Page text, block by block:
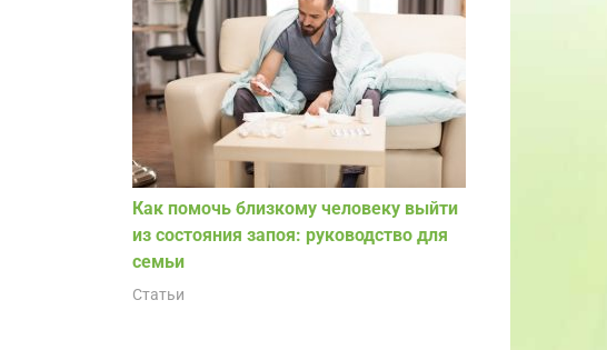
Как помочь близкому человеку выйти
из состояния запоя: руководство для
семьи
Статьи